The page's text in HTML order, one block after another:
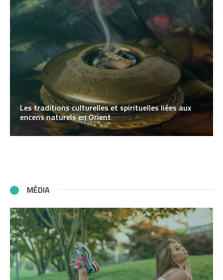
Les traditions culturelles et spirituelles liées aux
encens naturels en Orient
MÉDIA